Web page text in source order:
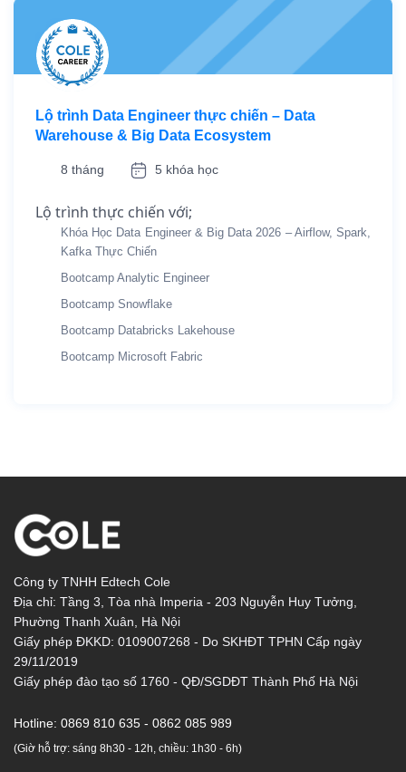
Lộ trình Data Engineer thực chiến – Data
Warehouse & Big Data Ecosystem
8 tháng 5 khóa học
Lộ trình thực chiến với;
Khóa Học Data Engineer & Big Data 2026 – Airflow, Spark,
Kafka Thực Chiến
Bootcamp Analytic Engineer
Bootcamp Snowflake
Bootcamp Databricks Lakehouse
Bootcamp Microsoft Fabric
Công ty TNHH Edtech Cole
Địa chỉ: Tầng 3, Tòa nhà Imperia - 203 Nguyễn Huy Tưởng,
Phường Thanh Xuân, Hà Nội
Giấy phép ĐKKD: 0109007268 - Do SKHĐT TPHN Cấp ngày
29/11/2019
Giấy phép đào tạo số 1760 - QĐ/SGDĐT Thành Phố Hà Nội
Hotline: 0869 810 635 - 0862 085 989
(Giờ hỗ trợ: sáng 8h30 - 12h, chiều: 1h30 - 6h)